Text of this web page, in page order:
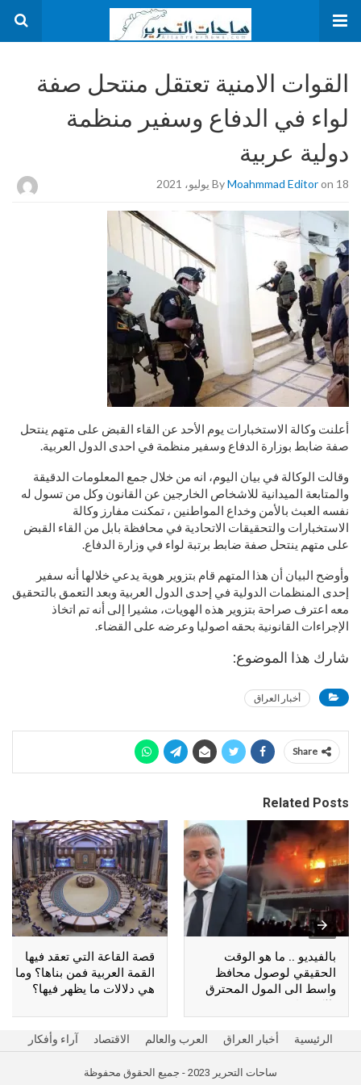
القوات الامنية تعتقل منتحل صفة
لواء في الدفاع وسفير منظمة
دولية عربية
ByMoahmmad Editoron 18 يوليو، 2021
أعلنت وكالة الاستخبارات يوم الأحد عن القاء القبض على متهم ينتحل
صفة ضابط بوزارة الدفاع وسفير منظمة في احدى الدول العربية.
وقالت الوكالة في بيان اليوم، انه من خلال جمع المعلومات الدقيقة
والمتابعة الميدانية للاشخاص الخارجين عن القانون وكل من تسول له
نفسه العبث بالأمن وخداع المواطنين ، تمكنت مفارز وكالة
الاستخبارات والتحقيقات الاتحادية في محافظة بابل من القاء القبض
على متهم ينتحل صفة ضابط برتبة لواء في وزارة الدفاع.
وأوضح البيان أن هذا المتهم قام بتزوير هوية يدعي خلالها أنه سفير
إحدى المنظمات الدولية في إحدى الدول العربية وبعد التعمق بالتحقيق
معه اعترف صراحة بتزوير هذه الهويات، مشيرا إلى أنه تم اتخاذ
الإجراءات القانونية بحقه اصوليا وعرضه على القضاء.
شارك هذا الموضوع:
أخبار العراق
Share
Related Posts
بالفيديو .. ما هو الوقت
الحقيقي لوصول محافظ
واسط الى المول المحترق
بالكوت؟
قصة القاعة التي تعقد فيها
القمة العربية فمن بناها؟ وما
هي دلالات ما يظهر فيها؟
الرئيسية أخبار العراق العرب والعالم الاقتصاد آراء وأفكار
ساحات التحرير 2023 - جميع الحقوق محفوظة